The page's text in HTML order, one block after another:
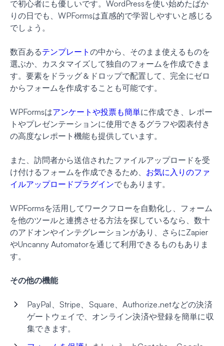
で初心者にも優しいです。WordPressを使い始めたばか
りの日でも、WPFormsは直感的で学習しやすいと感じる
でしょう。
数百あるテンプレート の中から、そのまま使えるものを
選ぶか、カスタマイズして独自のフォームを作成できま
す。要素をドラッグ＆ドロップで配置して、完全にゼロ
からフォームを作成することも可能です。
WPFormsはアンケートや投票も簡単に作成でき、レポー
トやプレゼンテーションに使用できるグラフや図表付き
の高度なレポート機能も提供しています。
また、訪問者から送信されたファイルアップロードを受
け付けるフォームを作成できるため、 お気に入りのファ
イルアップロードプラグインでもあります。
WPFormsを活用してワークフローを自動化し、フォーム
を他のツールと連携させる方法を探しているなら、数十
のアドオンやインテグレーションがあり、さらにZapier
やUncanny Automatorを通じて利用できるものもありま
す。
その他の機能
PayPal、Stripe、Square、Authorize.netなどの決済
ゲートウェイで、オンライン決済や登録を簡単に収
集できます。